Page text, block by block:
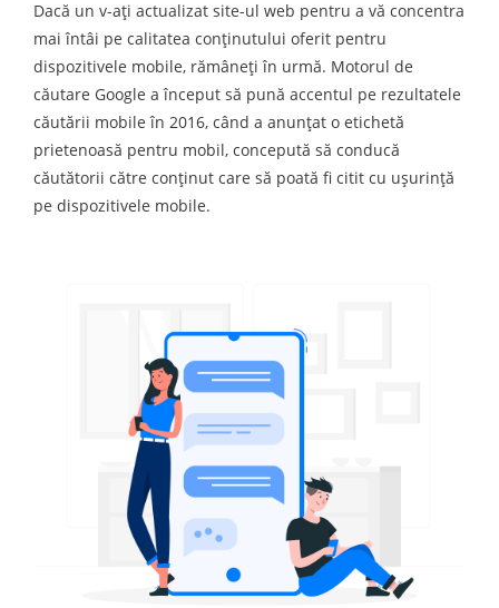
Dacă un v-ați actualizat site-ul web pentru a vă concentra
mai întâi pe calitatea conținutului oferit pentru
dispozitivele mobile, rămâneți în urmă. Motorul de
căutare Google a început să pună accentul pe rezultatele
căutării mobile în 2016, când a anunțat o etichetă
prietenoasă pentru mobil, concepută să conducă
căutătorii către conținut care să poată fi citit cu ușurință
pe dispozitivele mobile.